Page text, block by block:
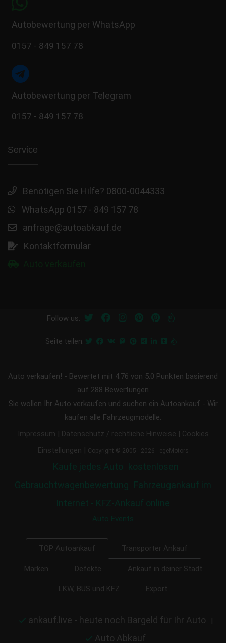
Autobewertung per WhatsApp
0157 - 849 157 78
Autobewertung per Telegram
0157 - 849 157 78
Service
Benötigen Sie Hilfe? 0800-0044333
WhatsApp 0157 - 849 157 78
anfrage@autoabkauf.de
Kontaktformular
Follow us:
Seite teilen:
Auto verkaufen! - Bewertet mit 4.76 von 5.0 Punkten basierend
auf 288 Bewertungen
Sie wollen Ihr Auto verkaufen und suchen ein Autoankauf - Wir
kaufen alle Fahrzeugmodelle.
Impressum | Datenschutz / rechtliche Hinweise | Cookies
Einstellungen | Copyright © 2005 - 2026 - egeMotors
Kaufe jedes Auto kostenlosen
Gebrauchtwagenbewertung Fahrzeugankauf im
Internet - KFZ-Ankauf online
Auto Events
TOP Autoankauf Transporter Ankauf
Marken Defekte Ankauf in deiner Stadt
LKW, BUS und KFZ Export
ankauf.live - heute noch Bargeld für Ihr Auto |
Auto Abkauf